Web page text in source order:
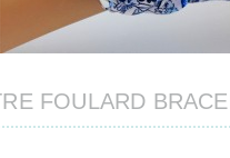
FOULARD